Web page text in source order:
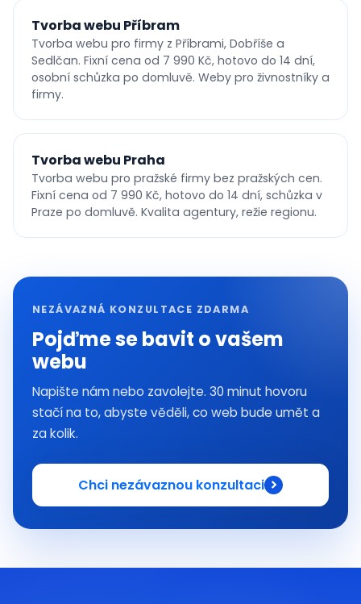
Tvorba webu Příbram
Tvorba webu pro firmy z Příbrami, Dobříše a
Sedlčan. Fixní cena od 7 990 Kč, hotovo do 14 dní,
osobní schůzka po domluvě. Weby pro živnostníky a
firmy.
Tvorba webu Praha
Tvorba webu pro pražské firmy bez pražských cen.
Fixní cena od 7 990 Kč, hotovo do 14 dní, schůzka v
Praze po domluvě. Kvalita agentury, režie regionu.
NEZÁVAZNÁ KONZULTACE ZDARMA
Pojďme se bavit o vašem
webu
Napište nám nebo zavolejte. 30 minut hovoru
stačí na to, abyste věděli, co web bude umět a
za kolik.
Chci nezávaznou konzultaci